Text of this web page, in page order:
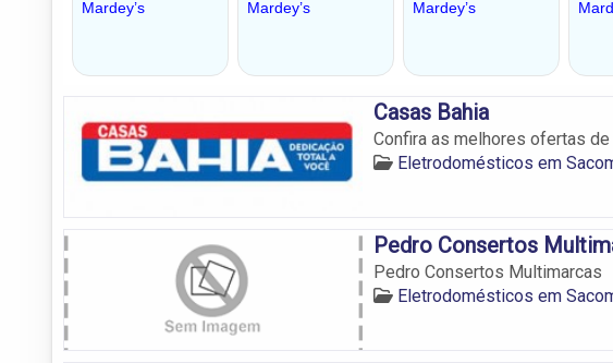
Casas Bahia
Confira as melhores ofertas
Eletrodomésticos em
Pedro Consertos
Pedro Consertos Multimarcas
Eletrodomésticos em